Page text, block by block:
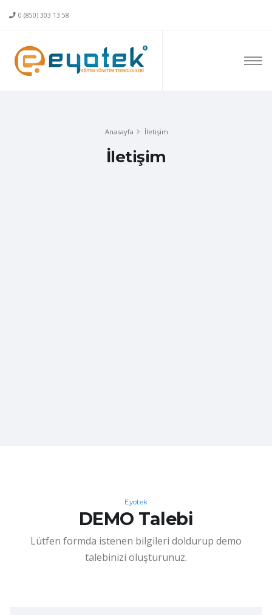
0 (850) 303 13 58
Anasayfa İletişim
İletişim
Eyotek
DEMO Talebi
Lütfen formda istenen bilgileri doldurup demo
talebinizi oluşturunuz.